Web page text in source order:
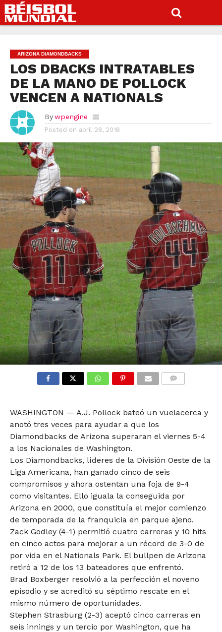
ARIZONA DIAMONDBACKS
LOS DBACKS INTRATABLES
DE LA MANO DE POLLOCK
VENCEN A NATIONALS
By wpengine
Posted on abril 28, 2018
WASHINGTON — A.J. Pollock bateó un vuelacerca y
anotó tres veces para ayudar a que los
Diamondbacks de Arizona superaran el viernes 5-4
a los Nacionales de Washington.
Los Diamondbacks, líderes de la División Oeste de la
Liga Americana, han ganado cinco de seis
compromisos y ahora ostentan una foja de 9-4
como visitantes. Ello iguala la conseguida por
Arizona en 2000, que constituía el mejor comienzo
de temporada de la franquicia en parque ajeno.
Zack Godley (4-1) permitió cuatro carreras y 10 hits
en cinco actos para mejorar a un récord de 3-0 de
por vida en el Nationals Park. El bullpen de Arizona
retiró a 12 de los 13 bateadores que enfrentó.
Brad Boxberger resolvió a la perfección el noveno
episodio y se acreditó su séptimo rescate en el
mismo número de oportunidades.
Stephen Strasburg (2-3) aceptó cinco carreras en
seis innings y un tercio por Washington, que ha